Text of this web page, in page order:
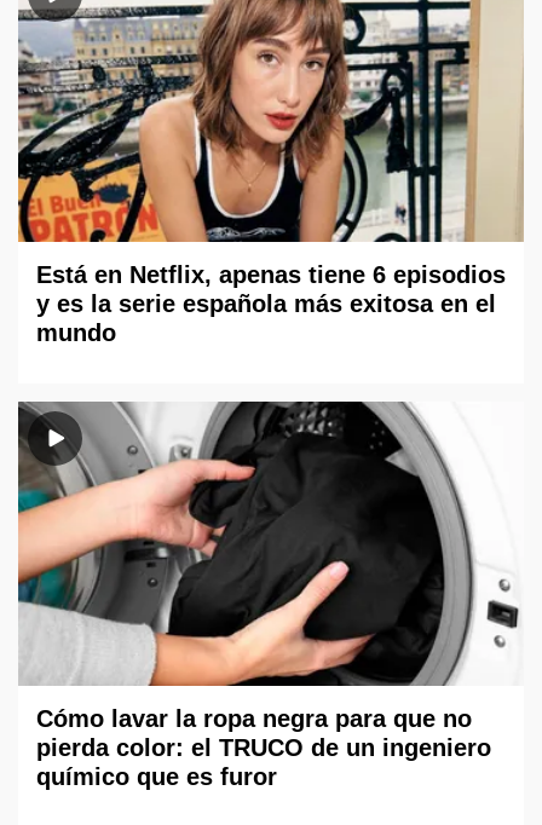
Está en Netflix, apenas tiene 6 episodios
y es la serie española más exitosa en el
mundo
Cómo lavar la ropa negra para que no
pierda color: el TRUCO de un ingeniero
químico que es furor